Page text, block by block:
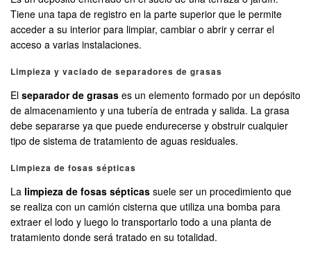
Tiene una tapa de registro en la parte superior que le permite
acceder a su interior para limpiar, cambiar o abrir y cerrar el
acceso a varias instalaciones.
Limpieza y vaciado de separadores de grasas
El separador de grasas es un elemento formado por un depósito
de almacenamiento y una tubería de entrada y salida. La grasa
debe separarse ya que puede endurecerse y obstruir cualquier
tipo de sistema de tratamiento de aguas residuales.
Limpieza de fosas sépticas
La limpieza de fosas sépticas suele ser un procedimiento que
se realiza con un camión cisterna que utiliza una bomba para
extraer el lodo y luego lo transportarlo todo a una planta de
tratamiento donde será tratado en su totalidad.